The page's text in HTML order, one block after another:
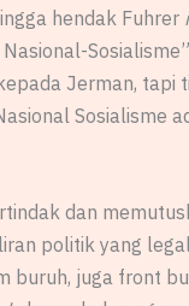
hendak Fuhrer
Jerman,
Sosialisme
dan
politik yang
buruh, juga front